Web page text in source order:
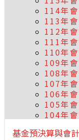
114年
113年
112年
111年
110年
109年
108年
107年
106年
105年
104年
基金預決算與會